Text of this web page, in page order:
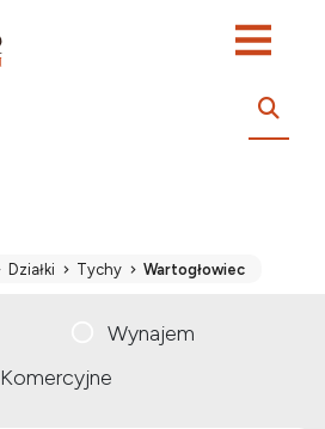
Działki Tychy Wartogłowiec
Wynajem
Komercyjne